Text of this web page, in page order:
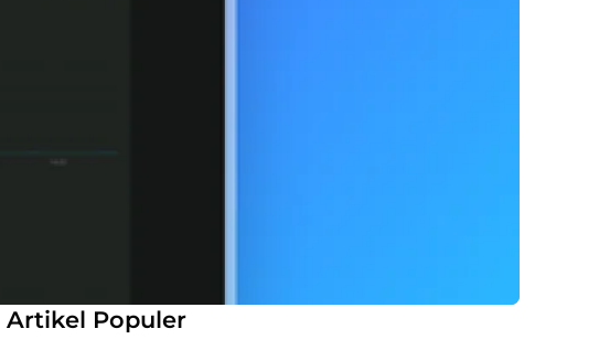
Artikel Populer